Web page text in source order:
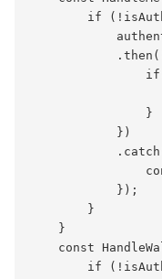
if
                }
            })
            });
        }
    }
const
if